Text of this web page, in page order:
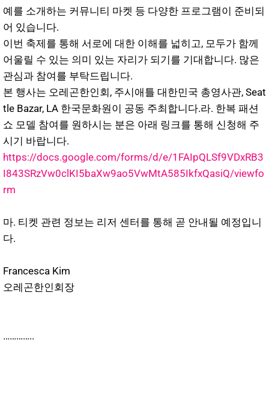
예를 소개하는 커뮤니티 마켓 등 다양한 프로그램이 준비되
어 있습니다.
이번 축제를 통해 서로에 대한 이해를 넓히고, 모두가 함께
어울릴 수 있는 의미 있는 자리가 되기를 기대합니다. 많은
관심과 참여를 부탁드립니다.
본 행사는 오레곤한인회, 주시애틀 대한민국 총영사관, Seat
tle Bazar, LA 한국문화원이 공동 주최합니다.라. 한복 패션
쇼 모델 참여를 원하시는 분은 아래 링크를 통해 신청해 주
시기 바랍니다.
https://docs.google.com/forms/d/e/1FAIpQLSf9VDxRB3
I843SRzVw0clKI5baXw9ao5VwMtA585IkfxQasiQ/viewfo
rm
마. 티켓 관련 정보는 리저 센터를 통해 곧 안내될 예정입니
다.
Francesca Kim
오레곤한인회장
…………..